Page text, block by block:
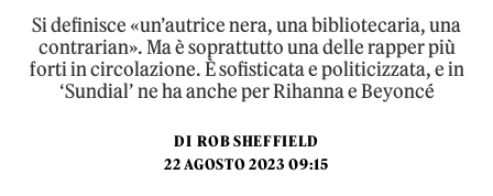
Si definisce «un’autrice nera, una bibliotecaria, una
contrarian». Ma è soprattutto una delle rapper più
forti in circolazione. È sofisticata e politicizzata, e in
‘Sundial’ ne ha anche per Rihanna e Beyoncé
DI ROB SHEFFIELD
22 AGOSTO 2023 09:15